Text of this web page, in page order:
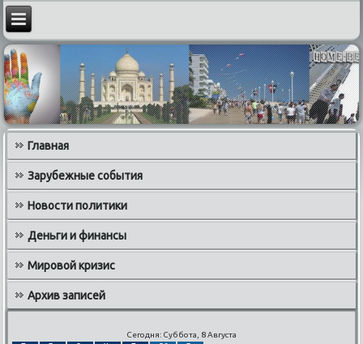
Главная
Зарубежные события
Новости политики
Деньги и финансы
Мировой кризис
Архив записей
Сегодня: Суббота, 8 Августа